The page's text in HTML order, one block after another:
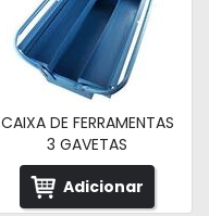
CAIXA DE FERRAMENTAS
3 GAVETAS
Adicionar